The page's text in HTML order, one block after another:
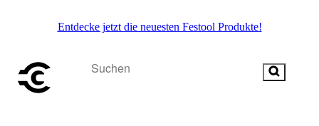
Entdecke jetzt die neuesten Festool Produkte!